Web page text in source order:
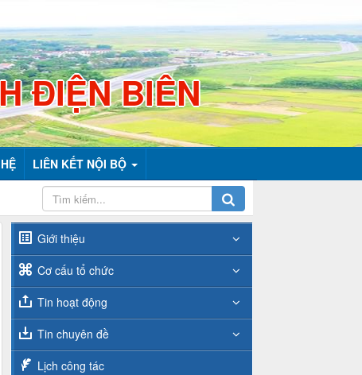
ĐIỆN BIÊN
LIÊN KẾT NỘI BỘ
Giới thiệu
Cơ cấu tổ chức
Tin hoạt động
Tin chuyên đề
Lịch công tác